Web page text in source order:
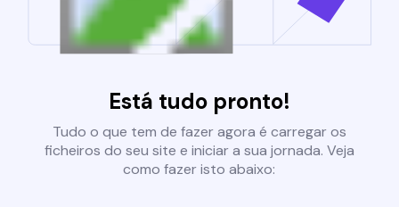
Está tudo pronto!
Tudo o que tem de fazer agora é carregar os
ficheiros do seu site e iniciar a sua jornada. Veja
como fazer isto abaixo: